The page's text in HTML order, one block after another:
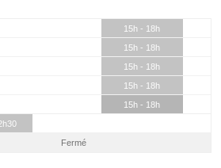
15h - 18h
15h - 18h
15h - 18h
15h - 18h
15h - 18h
Fermé